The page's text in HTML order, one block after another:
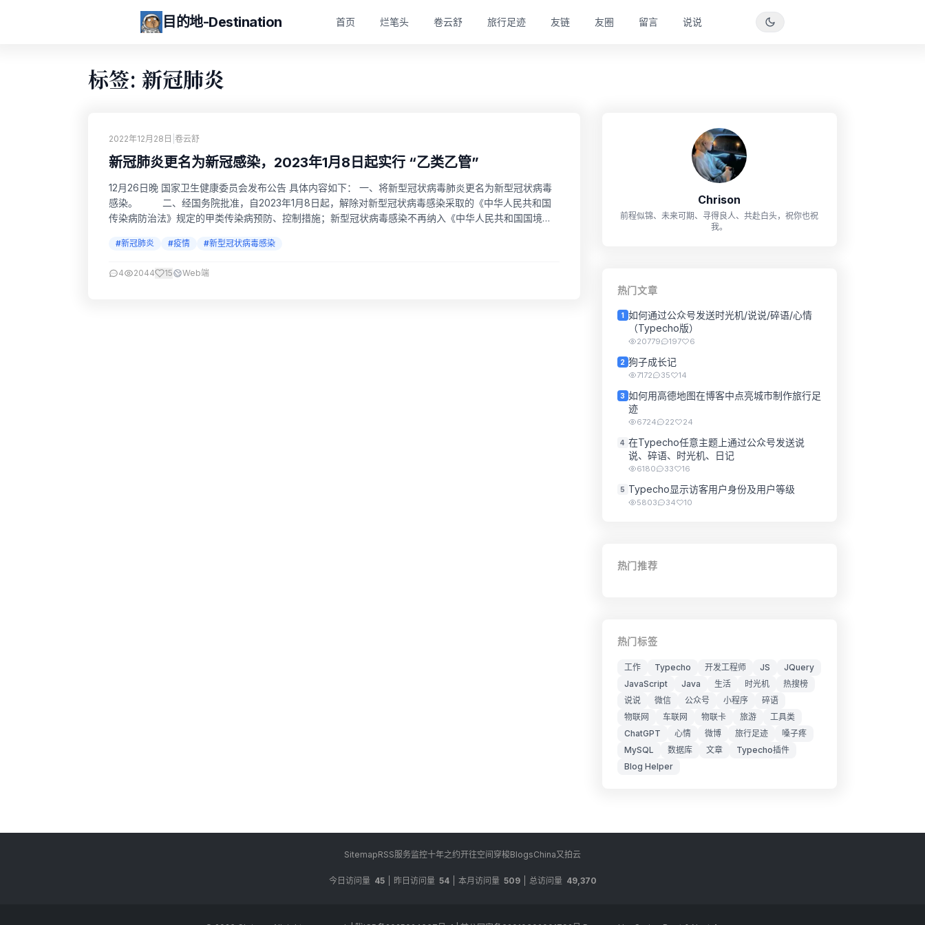
目的地-Destination 首页 烂笔头 卷云舒 旅行足迹 友链 友圈 留言 说说
标签: 新冠肺炎
2022年12月28日 卷云舒
新冠肺炎更名为新冠感染，2023年1月8日起实行 “乙类乙管”
12月26日晚 国家卫生健康委员会发布公告 具体内容如下： 一、将新型冠状病毒肺炎更名为新型冠状病毒
感染。 二、经国务院批准，自2023年1月8日起，解除对新型冠状病毒感染采取的《中华人民共和国
传染病防治法》规定的甲类传染病预防、控制措施；新型冠状病毒感染不再纳入《中华人民共和国国境卫
印发《关于...
#新冠肺炎 #疫情 #新型冠状病毒感染
4 2044 15 Web端
Chrison
前程似锦、未来可期、寻得良人、共赴白头，祝你也祝
我。
热门文章
1 如何通过公众号发送时光机/说说/碎语/心情
（Typecho版）
20779 197 6
2 狗子成长记
7172 35 14
3 如何用高德地图在博客中点亮城市制作旅行足
迹
6724 22 24
4 在Typecho任意主题上通过公众号发送说
说、碎语、时光机、日记
6180 33 16
5 Typecho显示访客用户身份及用户等级
5803 34 10
热门推荐
热门标签
工作 Typecho 开发工程师 JS
JQuery
JavaScript
Java 生活 时光机
热搜榜
说说
微信 公众号 小程序
碎语
物联网
车联网 物联卡 旅游
工具类
ChatGPT
心情 微博 旅行足迹
嗓子疼
MySQL
数据库 文章
Typecho插件
Blog Helper
SitemapRSS服务监控十年之约开往空间穿梭BlogsChina又拍云
今日访问量 45 昨日访问量 54 本月访问量 509 总访问量 49,370